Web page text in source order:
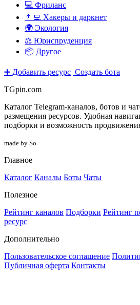
💻 Фриланс
👨‍💻 Хакеры и даркнет
🌍 Экология
⚖️ Юриспруденция
📦 Другое
➕ Добавить ресурс Создать бота
TGpin.com
Каталог Telegram-каналов, ботов и
размещения ресурсов. Удобная
подборки и возможность
made by So
Главное
Каталог Каналы Боты Чаты
Полезное
Рейтинг каналов Подборки Рейтинг
ресурс
Дополнительно
Пользовательское соглашение
Публичная оферта Контакты